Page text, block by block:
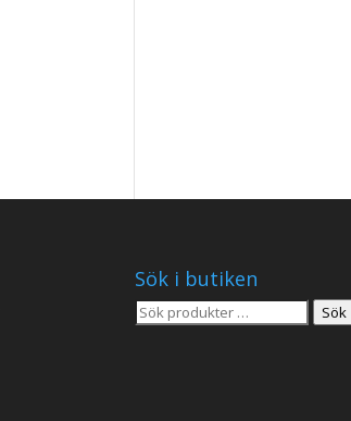
Sök i butiken
Sök
Sök